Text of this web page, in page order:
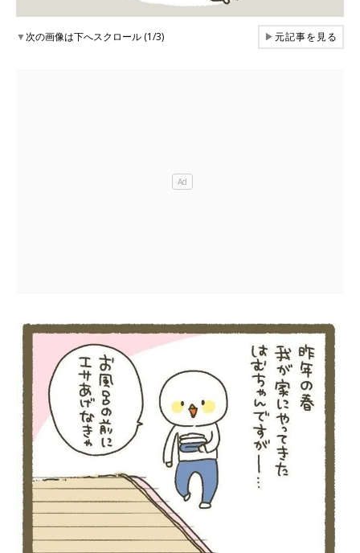
▼次の画像は下へスクロール (1/3) ▶元記事を見る